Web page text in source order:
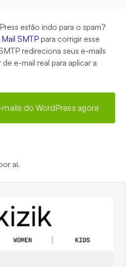
estão indo para o spam?
SMTP para corrigir esse
redireciona seus e-mails
e-mail real para aplicar a
do WordPress agora
aí.